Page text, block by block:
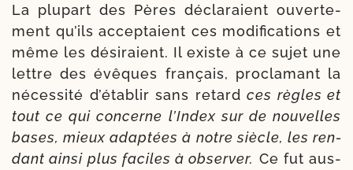
La plu­part des Pères décla­raient ouver­te­
ment qu’ils accep­taient ces modi­fi­ca­tions et
même les dési­raient. Il existe à ce sujet une
lettre des évêques fran­çais, pro­cla­mant la
néces­si­té d’établir sans retard ces règles et
tout ce qui concerne l’Index sur de nou­velles
bases, mieux adap­tées à notre siècle, les ren­
dant ain­si plus faciles à obser­ver. Ce fut aus­